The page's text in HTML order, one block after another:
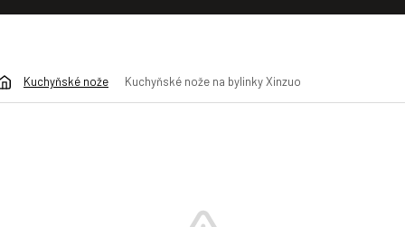
Kuchyňské nože Kuchyňské nože na bylinky Xinzuo